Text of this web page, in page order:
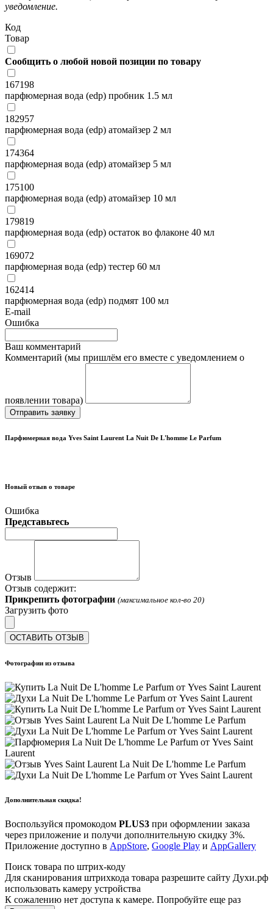
уведомление.
Код
Товар
Сообщить о любой новой позиции по товару
167198
парфюмерная вода (edp) пробник 1.5 мл
182957
парфюмерная вода (edp) атомайзер 2 мл
174364
парфюмерная вода (edp) атомайзер 5 мл
175100
парфюмерная вода (edp) атомайзер 10 мл
179819
парфюмерная вода (edp) остаток во флаконе 40 мл
169072
парфюмерная вода (edp) тестер 60 мл
162414
парфюмерная вода (edp) подмят 100 мл
E-mail
Ошибка
Ваш комментарий
Комментарий (мы пришлём его вместе с уведомлением о
появлении товара)
Отправить заявку
Парфюмерная вода Yves Saint Laurent La Nuit De L'homme Le Parfum
Новый отзыв о товаре
Ошибка
Представьтесь
Отзыв
Отзыв содержит:
Прикрепить фотографии (максимальное кол-во 20)
Загрузить фото
ОСТАВИТЬ ОТЗЫВ
Фотографии из отзыва
Дополнительная скидка!
Воспользуйся промокодом PLUS3 при оформлении заказа
через приложение и получи дополнительную скидку 3%.
Приложение доступно в AppStore, Google Play и AppGallery
Поиск товара по штрих-коду
Для сканирования штрихкода товара разрешите сайту Духи.рф
использовать камеру устройства
К сожалению нет доступа к камере. Попробуйте еще раз